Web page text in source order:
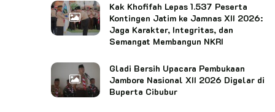
Kak Khofifah Lepas 1.537 Peserta
Kontingen Jatim ke Jamnas XII 2026:
Jaga Karakter, Integritas, dan
Semangat Membangun NKRI
Gladi Bersih Upacara Pembukaan
Jambore Nasional XII 2026 Digelar di
Buperta Cibubur